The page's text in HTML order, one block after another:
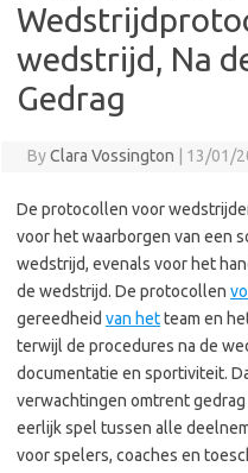
wedstrijd, Na
Gedrag
ByClara Vossington 13/01/
De protocollen voor
voor het waarborgen van een
wedstrijd, evenals voor het
de wedstrijd. De protocollen
gereedheid van hetteam en
terwijl de procedures na de
documentatie en sportiviteit.
verwachtingen omtrent
eerlijk spel tussen alle
voor spelers, coaches en